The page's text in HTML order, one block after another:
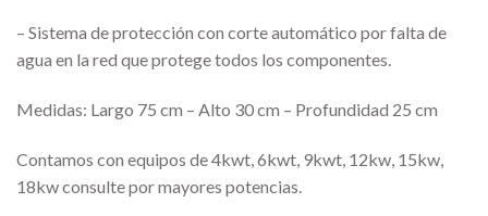
– Sistema de protección con corte automático por falta de
agua en la red que protege todos los componentes.
Medidas: Largo 75 cm – Alto 30 cm – Profundidad 25 cm
Contamos con equipos de 4kwt, 6kwt, 9kwt, 12kw, 15kw,
18kw consulte por mayores potencias.